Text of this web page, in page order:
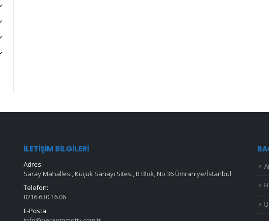
İLETIŞIM BILGILERI
Adres:
Saray Mahallesi, Küçük Sanayi Sitesi, B Blok, No:36 Ümraniye/İstanbul
Telefon:
0216 630 16 06
E-Posta: